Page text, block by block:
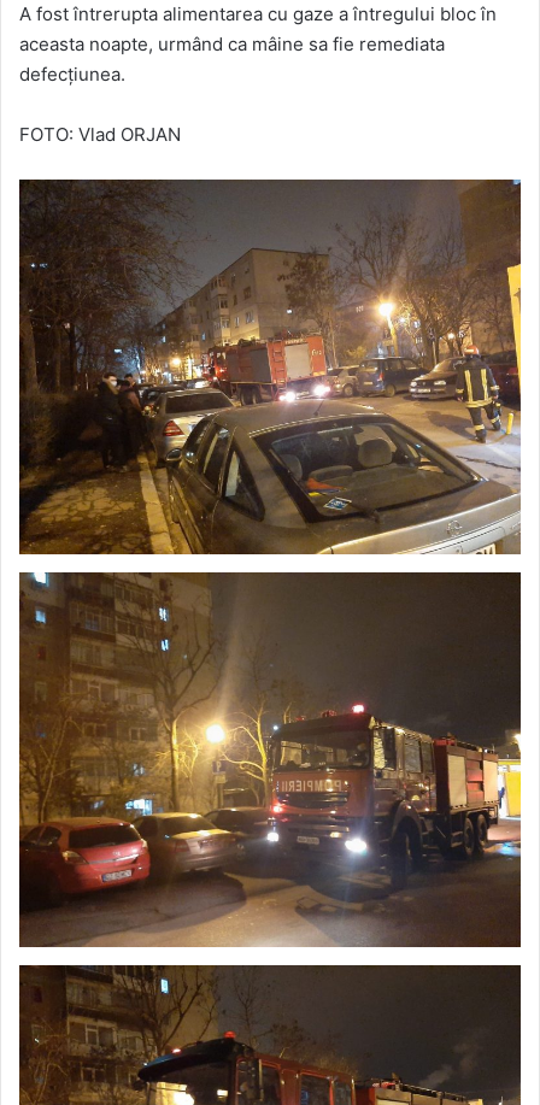
A fost întrerupta alimentarea cu gaze a întregului bloc în
aceasta noapte, urmând ca mâine sa fie remediata
defecțiunea.
FOTO: Vlad ORJAN